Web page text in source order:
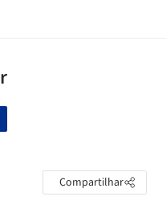
Compartilhar